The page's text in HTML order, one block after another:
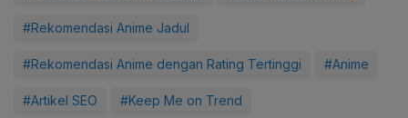
#Rekomendasi Anime Jadul
#Rekomendasi Anime dengan Rating Tertinggi #Anime
#Artikel SEO #Keep Me on Trend